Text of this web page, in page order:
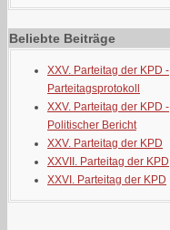
Beliebte Beiträge
XXV. Parteitag der KPD -
Parteitagsprotokoll
XXV. Parteitag der KPD -
Politischer Bericht
XXV. Parteitag der KPD
XXVII. Parteitag der KPD
XXVI. Parteitag der KPD